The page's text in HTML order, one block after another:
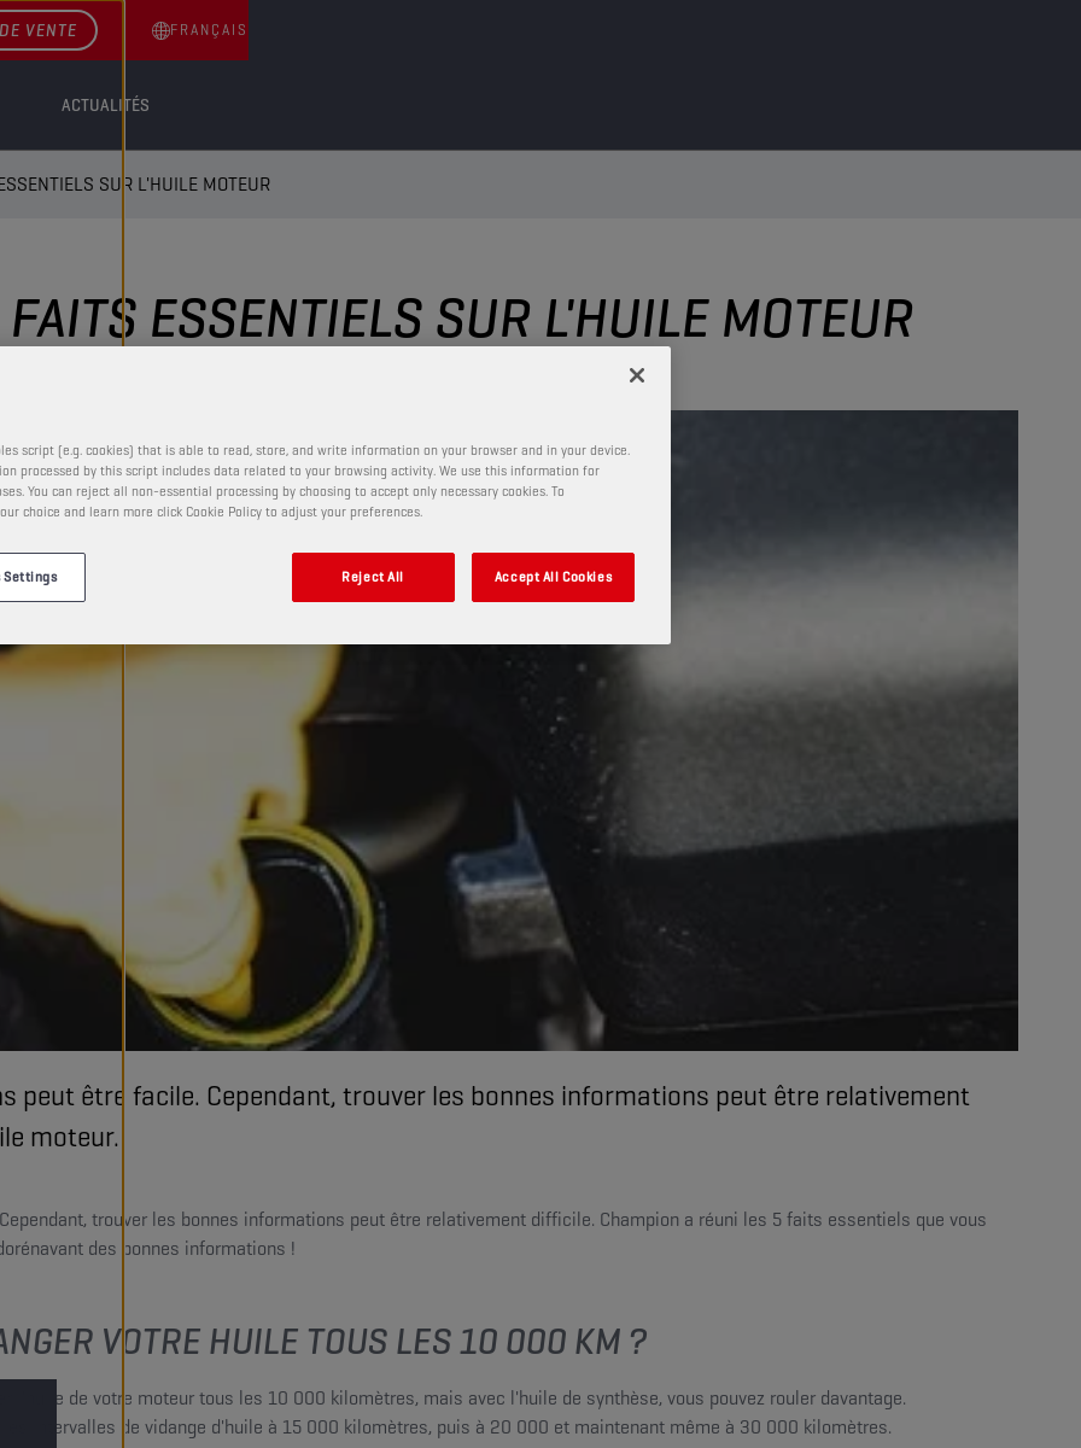
ACTUALITÉS
VENTE FRANÇAIS
SUR L'HUILE MOTEUR
ESSENTIELS SUR L'HUILE MOTEUR
peut être facile. Cependant, trouver les bonnes informations peut être relativement
moteur.
trouver les bonnes informations peut être relativement difficile. Champion a réuni les 5 faits essentiels que vous
des bonnes informations !
VOTRE HUILE TOUS LES 10 000 KM ?
l'huile de votre moteur tous les 10 000 kilomètres, mais avec l'huile de synthèse, vous pouvez rouler davantage.
intervalles de vidange d'huile à 15 000 kilomètres, puis à 20 000 et maintenant même à 30 000 kilomètres.
script (e.g. cookies) that is able to read, store, and write information on your browser and in your device.
processed by this script includes data related to your browsing activity. We use this information for
You can reject all non-essential processing by choosing to accept only necessary cookies. To
choice and learn more click Cookie Policy to adjust your preferences.
Settings Reject All Accept All Cookies